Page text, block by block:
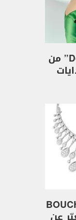
“Doors of Opportunity” من